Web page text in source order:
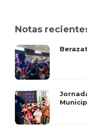
Notas